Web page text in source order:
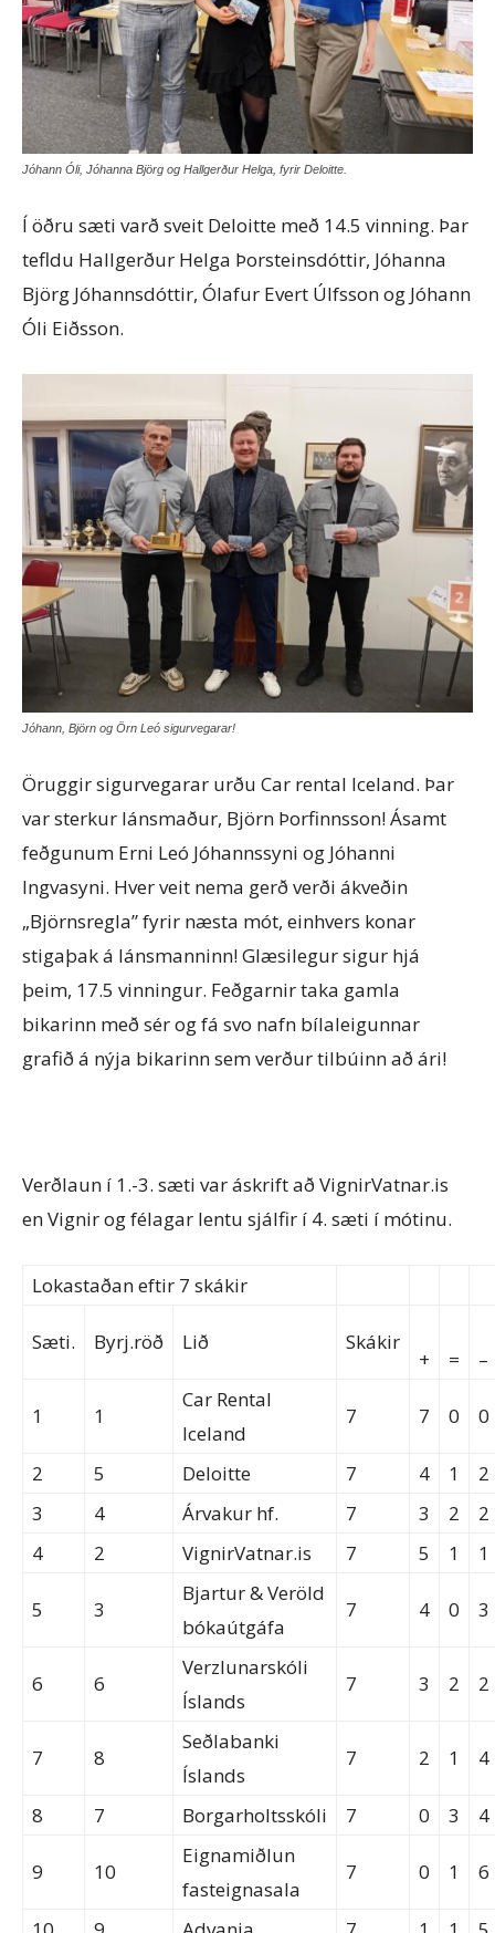
Jóhann Óli, Jóhanna Björg og Hallgerður Helga, fyrir Deloitte.
Í öðru sæti varð sveit Deloitte með 14.5 vinning. Þar
tefldu Hallgerður Helga Þorsteinsdóttir, Jóhanna
Björg Jóhannsdóttir, Ólafur Evert Úlfsson og Jóhann
Óli Eiðsson.
Jóhann, Björn og Örn Leó sigurvegarar!
Öruggir sigurvegarar urðu Car rental Iceland. Þar
var sterkur lánsmaður, Björn Þorfinnsson! Ásamt
feðgunum Erni Leó Jóhannssyni og Jóhanni
Ingvasyni. Hver veit nema gerð verði ákveðin
„Björnsregla” fyrir næsta mót, einhvers konar
stigaþak á lánsmanninn! Glæsilegur sigur hjá
þeim, 17.5 vinningur. Feðgarnir taka gamla
bikarinn með sér og fá svo nafn bílaleigunnar
grafið á nýja bikarinn sem verður tilbúinn að ári!
Verðlaun í 1.-3. sæti var áskrift að VignirVatnar.is
en Vignir og félagar lentu sjálfir í 4. sæti í mótinu.
Lokastaðan eftir 7 skákir
Sæti. Byrj.röð Lið Skákir
+ = –
1 1
Car Rental
Iceland
7 7 0 0
2 5 Deloitte 7 4 1
2
3
4 Árvakur hf. 7 3 2
2
4
2 VignirVatnar.is 7 5 1 1
5 3
Bjartur & Veröld
bókaútgáfa
7 4 0 3
6 6
Verzlunarskóli
Íslands
7 3 2 2
7 8
Seðlabanki
Íslands
7 2 1 4
8 7 Borgarholtsskóli 7 0 3 4
9 10
Eignamiðlun
fasteignasala
7 0 1 6